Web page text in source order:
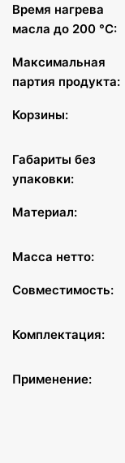
Время нагрева
масла до 200 °C:
Максимальная
партия продукта:
Корзины:
Габариты без
упаковки:
Материал:
Масса нетто:
Совместимость:
Комплектация:
Применение: